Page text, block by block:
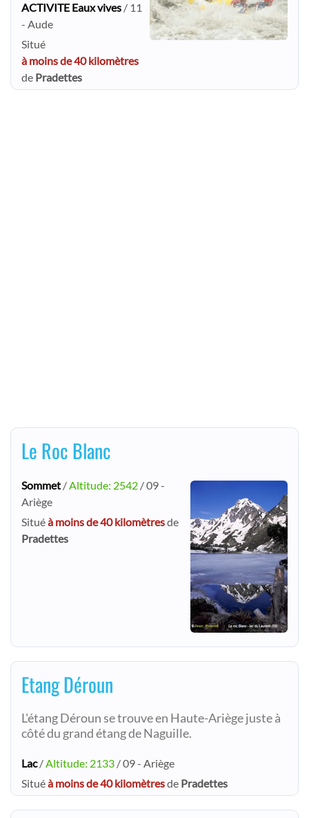
ACTIVITE Eaux vives / 11
- Aude
Situé
à moins de 40 kilomètres
de Pradettes
Le Roc Blanc
Sommet /Altitude: 2542 / 09 -
Ariège
Situéà moins de 40 kilomètresde
Pradettes
Etang Déroun
L'étang Déroun se trouve en Haute-Ariège juste à
côté du grand étang de Naguille.
Lac/Altitude: 2133 / 09 - Ariège
Situéà moins de 40 kilomètresde Pradettes